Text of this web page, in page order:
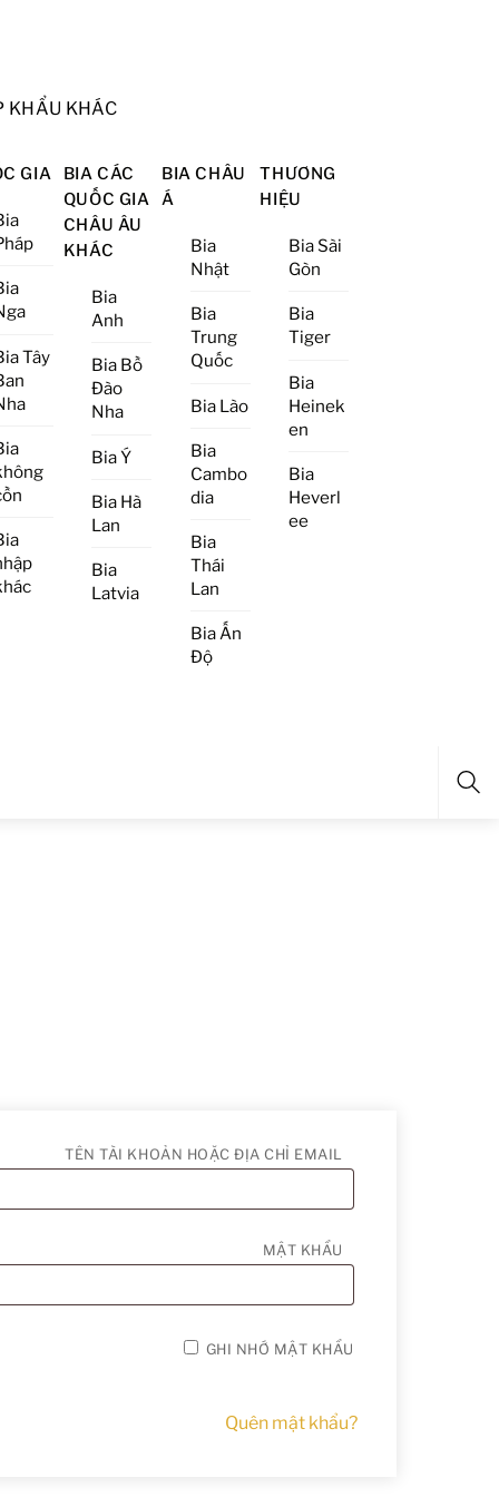
KHẨU KHÁC
GIA
Tây
BIA CÁC
QUỐC GIA
CHÂU ÂU
KHÁC
Bia
Anh
Bia Bồ
Đào
Nha
Bia Ý
Bia Hà
Lan
Bia
Latvia
BIA CHÂU
Á
Bia
Nhật
Bia
Trung
Quốc
Bia Lào
Bia
Cambo
dia
Bia
Thái
Lan
Bia Ấn
Độ
THƯƠNG
HIỆU
Bia Sài
Gòn
Bia
Tiger
Bia
Heinek
en
Bia
Heverl
ee
TÊN TÀI KHOẢN HOẶC ĐỊA CHỈ EMAIL
MẬT KHẨU
GHI NHỚ MẬT KHẨU
Quên mật khẩu?